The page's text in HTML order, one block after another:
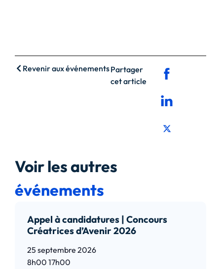
Revenir aux événementsPartager
cet article
Voir les autres
événements
Appel à candidatures | Concours
Créatrices d’Avenir 2026
25 septembre 2026
8h00 17h00